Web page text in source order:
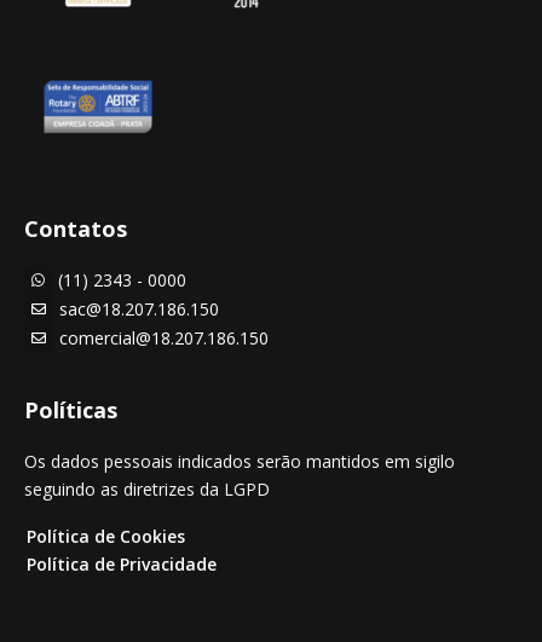
Contatos
 (11) 2343 - 0000
 sac@18.207.186.150
 comercial@18.207.186.150
Políticas
Os dados pessoais indicados serão mantidos em sigilo
seguindo as diretrizes da LGPD
Política de Cookies
Política de Privacidade